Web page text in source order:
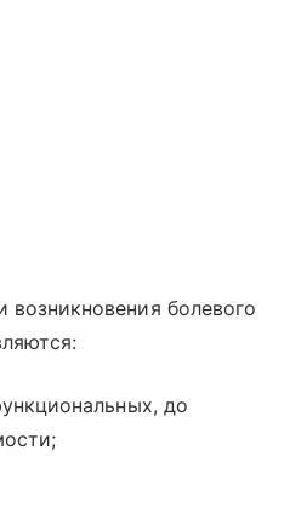
болевого
до